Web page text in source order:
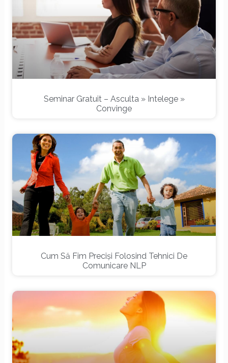
Seminar Gratuit – Asculta » Intelege »
Convinge
Cum Să Fim Preciși Folosind Tehnici De
Comunicare NLP